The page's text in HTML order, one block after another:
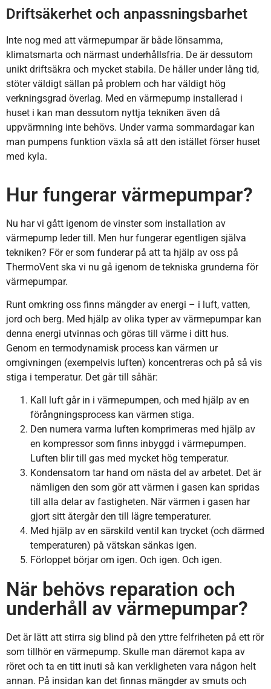
Driftsäkerhet och anpassningsbarhet
Inte nog med att värmepumpar är både lönsamma,
klimatsmarta och närmast underhållsfria. De är dessutom
unikt driftsäkra och mycket stabila. De håller under lång tid,
stöter väldigt sällan på problem och har väldigt hög
verkningsgrad överlag. Med en värmepump installerad i
huset i kan man dessutom nyttja tekniken även då
uppvärmning inte behövs. Under varma sommardagar kan
man pumpens funktion växla så att den istället förser huset
med kyla.
Hur fungerar värmepumpar?
Nu har vi gått igenom de vinster som installation av
värmepump leder till. Men hur fungerar egentligen själva
tekniken? För er som funderar på att ta hjälp av oss på
ThermoVent ska vi nu gå igenom de tekniska grunderna för
värmepumpar.
Runt omkring oss finns mängder av energi – i luft, vatten,
jord och berg. Med hjälp av olika typer av värmepumpar kan
denna energi utvinnas och göras till värme i ditt hus.
Genom en termodynamisk process kan värmen ur
omgivningen (exempelvis luften) koncentreras och på så vis
stiga i temperatur. Det går till såhär:
Kall luft går in i värmepumpen, och med hjälp av en
förångningsprocess kan värmen stiga.
Den numera varma luften komprimeras med hjälp av
en kompressor som finns inbyggd i värmepumpen.
Luften blir till gas med mycket hög temperatur.
Kondensatorn tar hand om nästa del av arbetet. Det är
nämligen den som gör att värmen i gasen kan spridas
till alla delar av fastigheten. När värmen i gasen har
gjort sitt återgår den till lägre temperaturer.
Med hjälp av en särskild ventil kan trycket (och därmed
temperaturen) på vätskan sänkas igen.
Förloppet börjar om igen. Och igen. Och igen.
När behövs reparation och
underhåll av värmepumpar?
Det är lätt att stirra sig blind på den yttre felfriheten på ett rör
som tillhör en värmepump. Skulle man däremot kapa av
röret och ta en titt inuti så kan verkligheten vara någon helt
annan. På insidan kan det finnas mängder av smuts och